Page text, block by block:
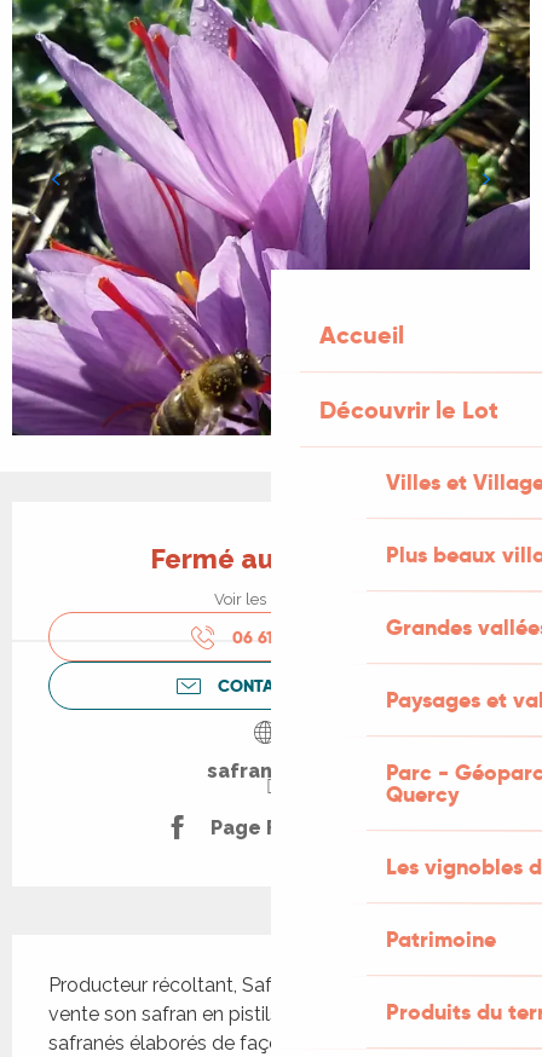
Accueil
Découvrir le Lot
Villes et
Plus beaux
Grandes
Paysages et
Parc -
Quercy
Les vignobles
Patrimoine
Produits du
Ouverture et coordonnées
Fermé aujourd'hui
Voir les horaires
06 61 71 06
CONTACTEZ-NOUS
safrandoc.fr
Page Facebook
Producteur récoltant, Safran d'Oc propose à la
vente son safran en pistils millésimé, des produits
safranés élaborés de façon artisanale ainsi que